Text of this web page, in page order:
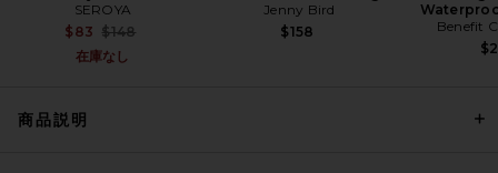
SEROYA
$83 Previous price:
$148
在庫なし
Jenny Bird
$158
Benefit
商品説明